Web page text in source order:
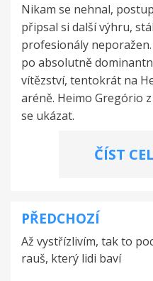
Nikam se nehnal,
připsal si další výhru,
profesionály
po absolutně
vítězství, tentokrát na
aréně. Heimo Gregório
se ukázat.
ČÍST
Navigace
pro
příspěvek
PŘEDCHOZÍ
Až vystřízlivím, tak to
rauš, který lidi baví